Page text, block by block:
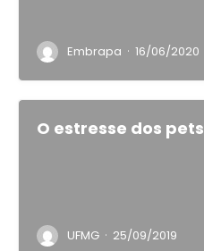
Embrapa · 16/06/2020
O estresse dos pets
UFMG · 25/09/2019